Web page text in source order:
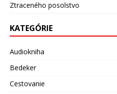
Ztraceného posolstvo
KATEGÓRIE
Audiokniha
Bedeker
Cestovanie